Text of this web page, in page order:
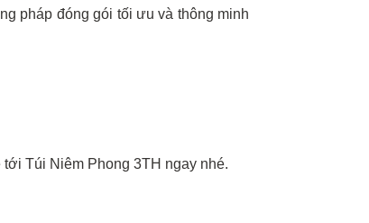
pháp đóng gói tối ưu và thông minh
Túi Niêm Phong 3TH ngay nhé.